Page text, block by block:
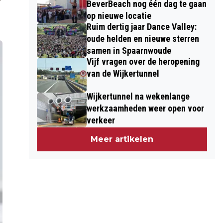
BeverBeach nog één dag te gaan
op nieuwe locatie
Ruim dertig jaar Dance Valley:
oude helden en nieuwe sterren
samen in Spaarnwoude
Vijf vragen over de heropening
van de Wijkertunnel
Wijkertunnel na wekenlange
werkzaamheden weer open voor
verkeer
Meer artikelen